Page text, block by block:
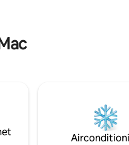
Belfast te bieden heeft!